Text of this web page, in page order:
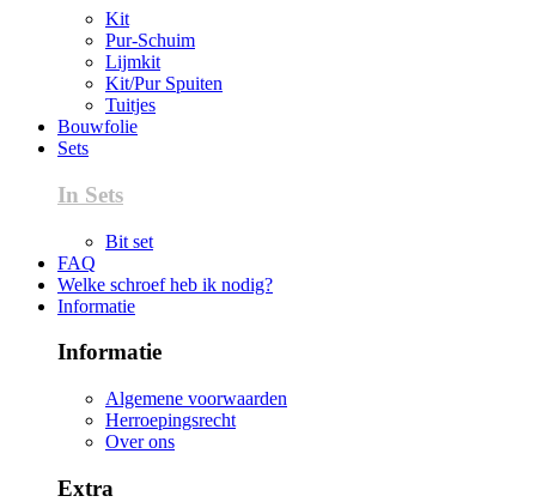
Kit
Pur-Schuim
Lijmkit
Kit/Pur Spuiten
Tuitjes
Bouwfolie
Sets
In Sets
Bit set
FAQ
Welke schroef heb ik nodig?
Informatie
Informatie
Algemene voorwaarden
Herroepingsrecht
Over ons
Extra